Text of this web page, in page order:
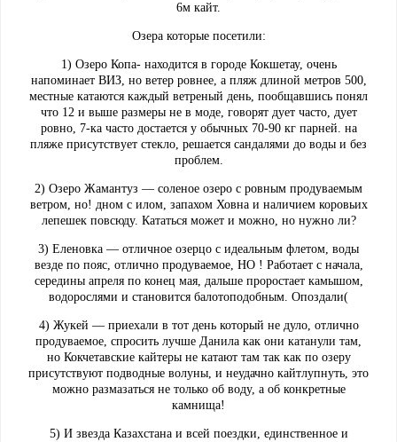
6м кайт.
Озера которые посетили:
1) Озеро Копа- находится в городе Кокшетау, очень
напоминает ВИЗ, но ветер ровнее, а пляж длиной метров 500,
местные катаются каждый ветреный день, пообщавшись понял
что 12 и выше размеры не в моде, говорят дует часто, дует
ровно, 7-ка часто достается у обычных 70-90 кг парней. на
пляже присутствует стекло, решается сандалями до воды и без
проблем.
2) Озеро Жамантуз — соленое озеро с ровным продуваемым
ветром, но! дном с илом, запахом Ховна и наличием коровьих
лепешек повсюду. Кататься может и можно, но нужно ли?
3) Еленовка — отличное озерцо с идеальным флетом, воды
везде по пояс, отлично продуваемое, НО ! Работает с начала,
середины апреля по конец мая, дальше проростает камышом,
водорослями и становится балотоподобным. Опоздали(
4) Жукей — приехали в тот день который не дуло, отлично
продуваемое, спросить лучше Данила как они катанули там,
но Кокчетавские кайтеры не катают там так как по озеру
присутствуют подводные волуны, и неудачно кайтлупнуть, это
можно размазаться не только об воду, а об конкретные
камнища!
5) И звезда Казахстана и всей поездки, единственное и